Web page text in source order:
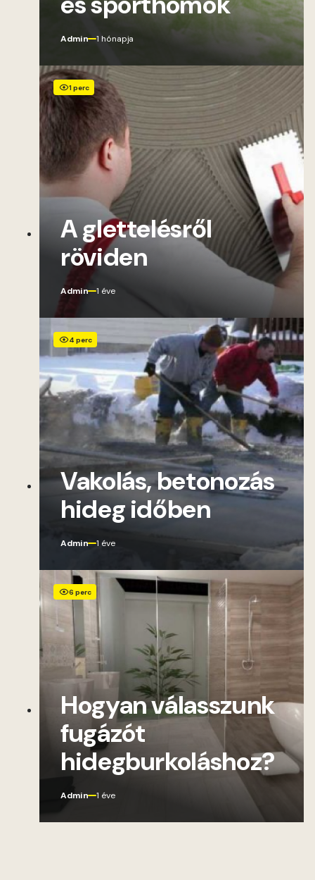
Admin 1 hónapja
1 perc
A glettelésről
röviden
Admin 1 éve
4 perc
Vakolás, betonozás
hideg időben
Admin 1 éve
6 perc
Hogyan válasszunk
fugázót
hidegburkoláshoz?
Admin 1 éve